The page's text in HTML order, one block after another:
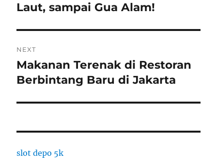
Laut, sampai Gua Alam!
NEXT
Next
post:
Makanan Terenak di Restoran
Berbintang Baru di Jakarta
slot depo 5k